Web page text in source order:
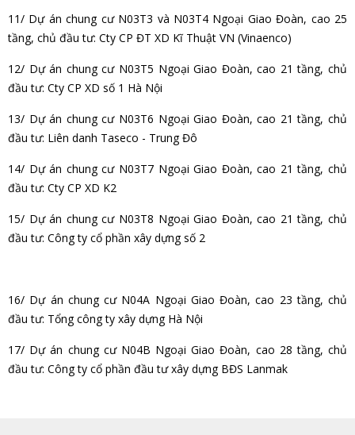
11/ Dự án chung cư N03T3 và N03T4 Ngoại Giao Đoàn, cao 25
tầng, chủ đầu tư: Cty CP ĐT XD Kĩ Thuật VN (Vinaenco)
12/ Dự án chung cư N03T5 Ngoại Giao Đoàn, cao 21 tầng, chủ
đầu tư: Cty CP XD số 1 Hà Nội
13/ Dự án chung cư N03T6 Ngoại Giao Đoàn, cao 21 tầng, chủ
đầu tư: Liên danh Taseco - Trung Đô
14/ Dự án chung cư N03T7 Ngoại Giao Đoàn, cao 21 tầng, chủ
đầu tư: Cty CP XD K2
15/ Dự án chung cư N03T8 Ngoại Giao Đoàn, cao 21 tầng, chủ
đầu tư: Công ty cổ phần xây dựng số 2
16/ Dự án chung cư N04A Ngoại Giao Đoàn, cao 23 tầng, chủ
đầu tư: Tổng công ty xây dựng Hà Nội
17/ Dự án chung cư N04B Ngoại Giao Đoàn, cao 28 tầng, chủ
đầu tư: Công ty cổ phần đầu tư xây dựng BĐS Lanmak